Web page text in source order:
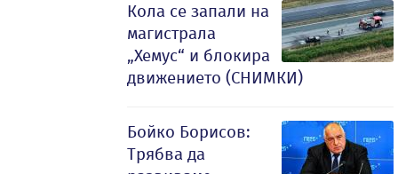
Кола се запали на
магистрала
„Хемус“ и блокира
движението (СНИМКИ)
Бойко Борисов:
Трябва да